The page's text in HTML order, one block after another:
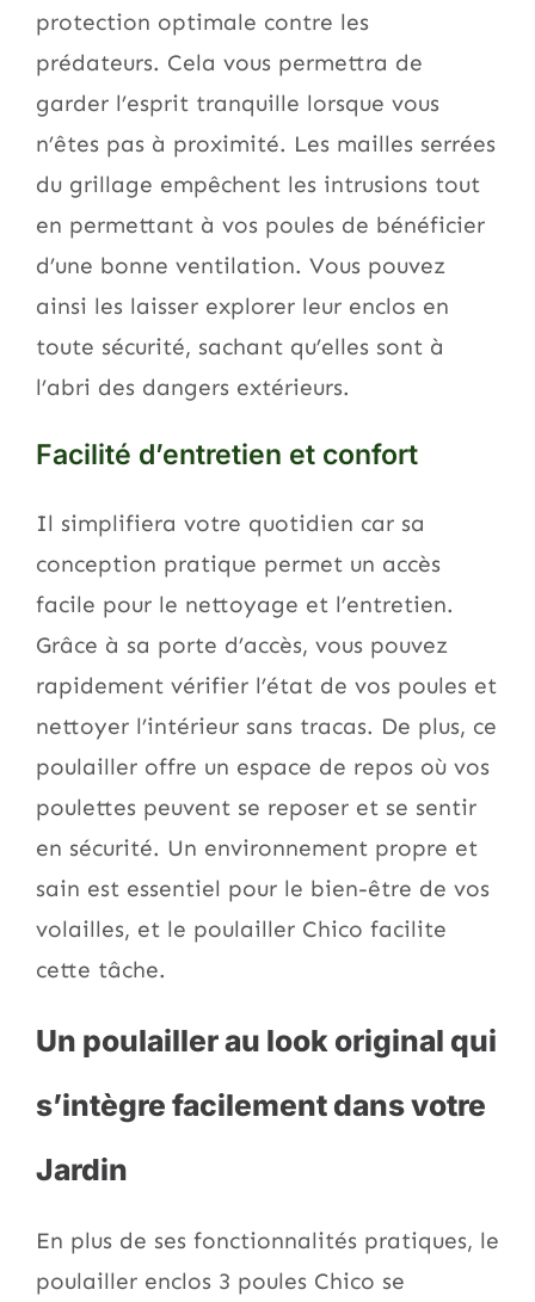
protection optimale contre les
prédateurs. Cela vous permettra de
garder l’esprit tranquille lorsque vous
n’êtes pas à proximité. Les mailles serrées
du grillage empêchent les intrusions tout
en permettant à vos poules de bénéficier
d’une bonne ventilation. Vous pouvez
ainsi les laisser explorer leur enclos en
toute sécurité, sachant qu’elles sont à
l’abri des dangers extérieurs.
Facilité d’entretien et confort
Il simplifiera votre quotidien car sa
conception pratique permet un accès
facile pour le nettoyage et l’entretien.
Grâce à sa porte d’accès, vous pouvez
rapidement vérifier l’état de vos poules et
nettoyer l’intérieur sans tracas. De plus, ce
poulailler offre un espace de repos où vos
poulettes peuvent se reposer et se sentir
en sécurité. Un environnement propre et
sain est essentiel pour le bien-être de vos
volailles, et le poulailler Chico facilite
cette tâche.
Un poulailler au look original qui
s’intègre facilement dans votre
Jardin
En plus de ses fonctionnalités pratiques, le
poulailler enclos 3 poules Chico se